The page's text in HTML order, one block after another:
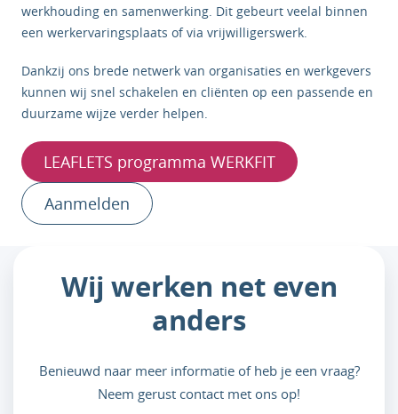
werkhouding en samenwerking. Dit gebeurt veelal binnen
een werkervaringsplaats of via vrijwilligerswerk.
Dankzij ons brede netwerk van organisaties en werkgevers
kunnen wij snel schakelen en cliënten op een passende en
duurzame wijze verder helpen.
LEAFLETS programma WERKFIT
Aanmelden
Wij werken net even
anders
Benieuwd naar meer informatie of heb je een vraag?
Neem gerust contact met ons op!